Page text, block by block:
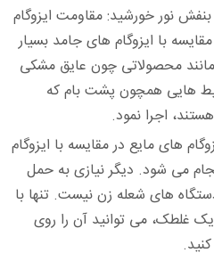
بنفش نور خورشید:مقاومت ایزوگام
با ایزوگام‌ های جامد بسیار
مانند محصولاتی چون عایق مشکی
هایی همچون پشت بام که
های مایع در مقایسه با ایزوگام‌
می‌ شود. دیگر نیازی به حمل
های شعله زن نیست. تنها با
غلطک، می‌ توانید آن را روی